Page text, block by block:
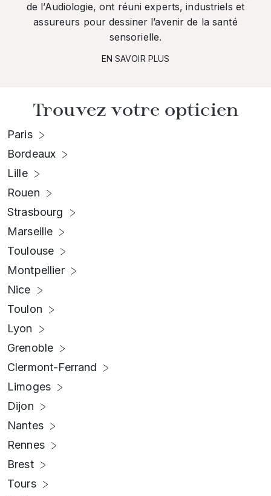
de l’Audiologie, ont réuni experts, industriels et
assureurs pour dessiner l’avenir de la santé
sensorielle.
EN SAVOIR PLUS
Trouvez votre opticien
Paris
Bordeaux
Lille
Rouen
Strasbourg
Marseille
Toulouse
Montpellier
Nice
Toulon
Lyon
Grenoble
Clermont-Ferrand
Limoges
Dijon
Nantes
Rennes
Brest
Tours